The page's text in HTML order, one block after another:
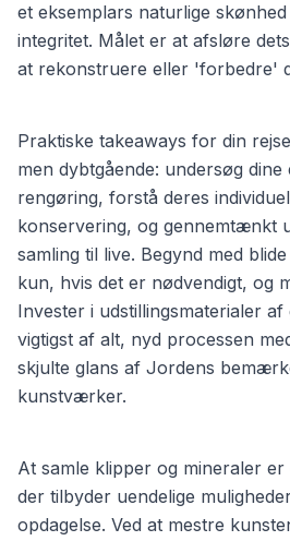
et eksemplars naturlige
integritet. Målet er at afsløre
at rekonstruere eller 'forbedre'
Praktiske takeaways for din
men dybtgående: undersøg
rengøring, forstå deres
konservering, og gennemtænkt
samling til live. Begynd med
kun, hvis det er nødvendigt, og
Invester i udstillingsmaterialer af
vigtigst af alt, nyd processen
skjulte glans af Jordens
kunstværker.
At samle klipper og mineraler er
der tilbyder uendelige
opdagelse. Ved at mestre